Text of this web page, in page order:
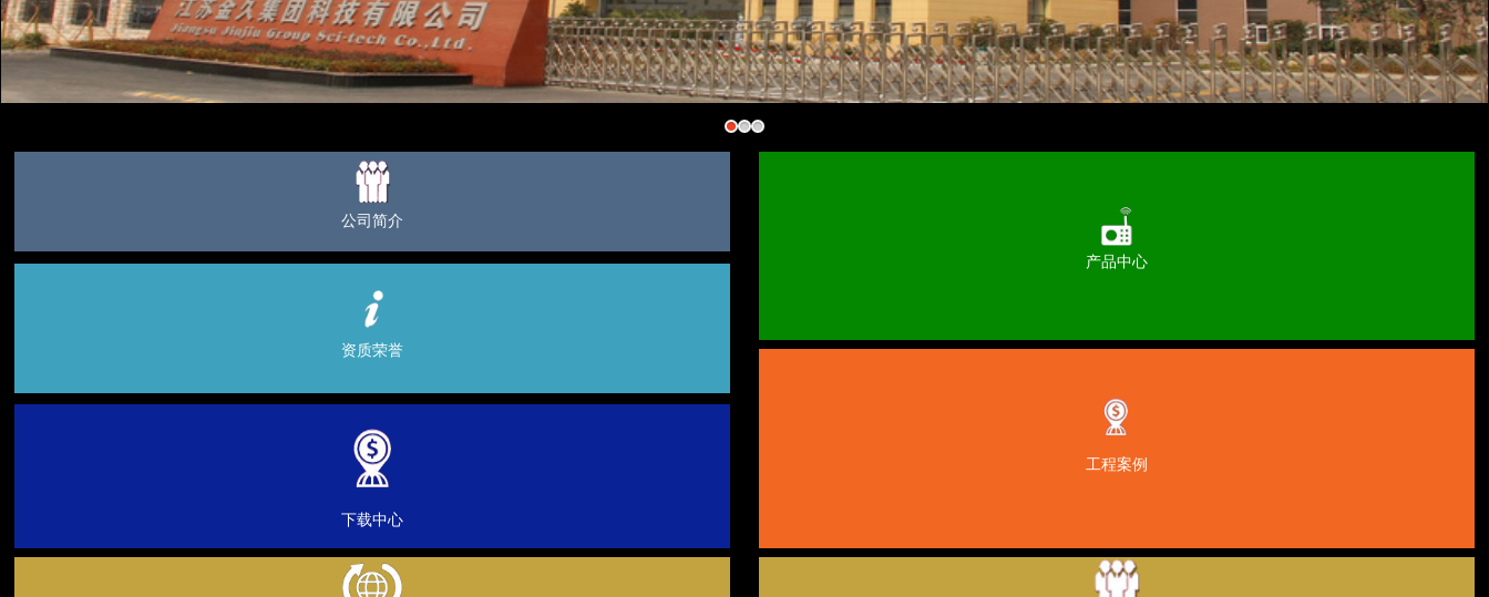
公司简介
产品中心
资质荣誉
工程案例
下载中心